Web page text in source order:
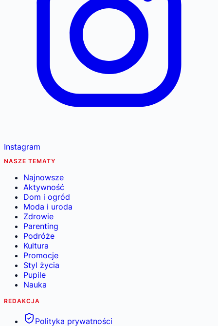
Instagram
NASZE TEMATY
Najnowsze
Aktywność
Dom i ogród
Moda i uroda
Zdrowie
Parenting
Podróże
Kultura
Promocje
Styl życia
Pupile
Nauka
REDAKCJA
Polityka prywatności